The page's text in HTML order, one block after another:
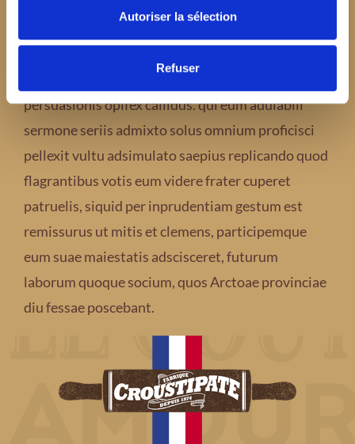
Autoriser la sélection
Refuser
persuasionis opifex callidus. qui eum adulabili
sermone seriis admixto solus omnium proficisci
pellexit vultu adsimulato saepius replicando quod
flagrantibus votis eum videre frater cuperet
patruelis, siquid per inprudentiam gestum est
remissurus ut mitis et clemens, participemque
eum suae maiestatis adscisceret, futurum
laborum quoque socium, quos Arctoae provinciae
diu fessae poscebant.